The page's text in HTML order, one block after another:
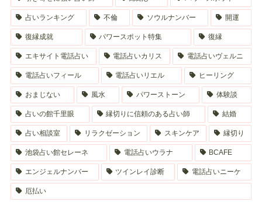
占いランキング 不倫 ソウルナンバー 開運
復縁成就 パワースポット特集 復縁
エキサイト電話占い 電話占いカリス 電話占いヴェルニ
電話占いフィール 電話占いリエル ヒーリング
おまじない 風水 パワーストーン 体験談
占いの館千里眼 縁切りに信頼のある占い師 結婚
占い相談室 リラクゼーション スキンケア 縁切り
池袋占い館セレーネ 電話占いウラナ BCAFE
エンジェルナンバー ツインレイ診断 電話占いニーケ
厄払い